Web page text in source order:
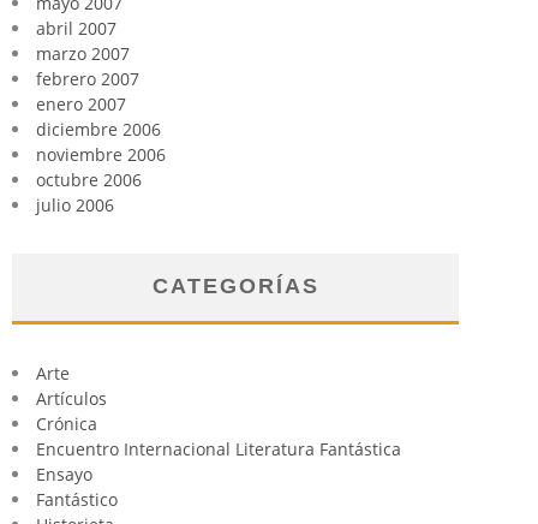
abril 2007
marzo 2007
febrero 2007
enero 2007
diciembre 2006
noviembre 2006
octubre 2006
julio 2006
CATEGORÍAS
Arte
Artículos
Crónica
Encuentro Internacional Literatura Fantástica
Ensayo
Fantástico